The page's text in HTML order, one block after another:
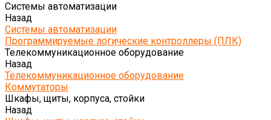
Системы автоматизации
Назад
Системы автоматизации
Программируемые логические контроллеры (ПЛК)
Телекоммуникационное оборудование
Назад
Телекоммуникационное оборудование
Коммутаторы
Шкафы, щиты, корпуса, стойки
Назад